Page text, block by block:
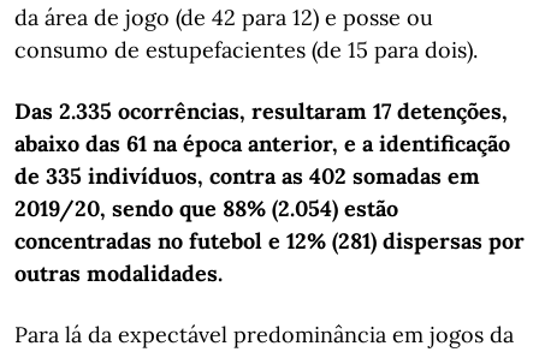
da área de jogo (de 42 para 12) e posse ou
consumo de estupefacientes (de 15 para dois).
Das 2.335 ocorrências, resultaram 17 detenções,
abaixo das 61 na época anterior, e a identificação
de 335 indivíduos, contra as 402 somadas em
2019/20, sendo que 88% (2.054) estão
concentradas no futebol e 12% (281) dispersas por
outras modalidades.
Para lá da expectável predominância em jogos da